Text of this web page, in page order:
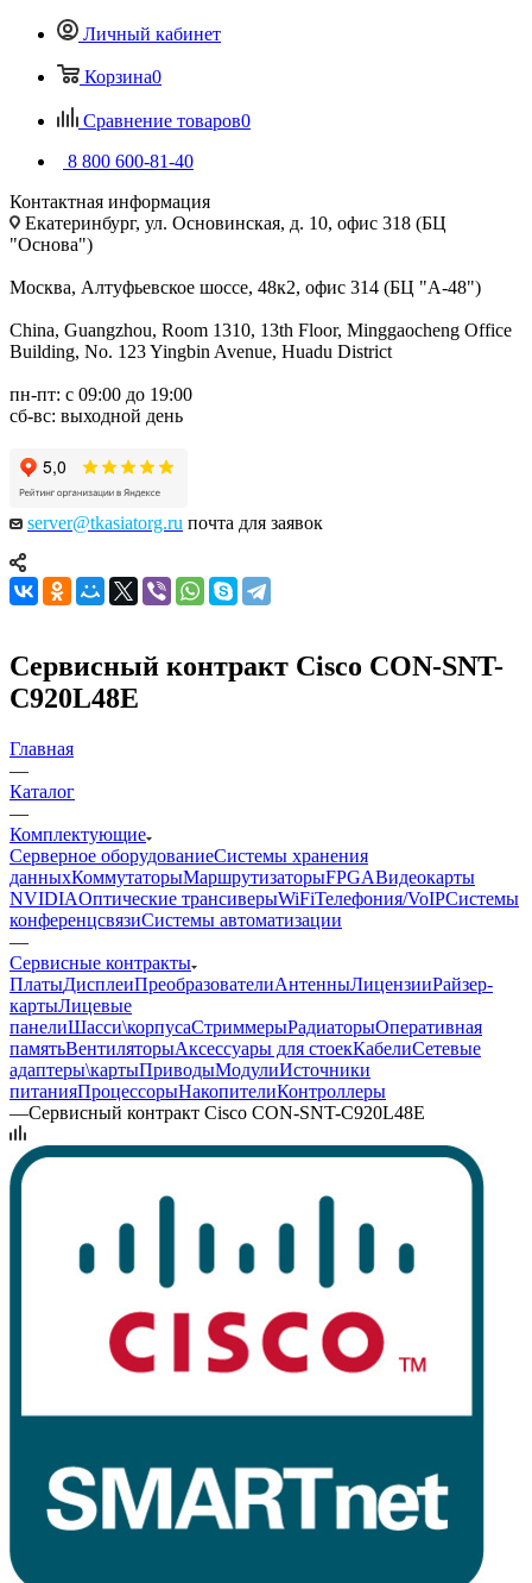
Личный кабинет
Корзина0
Сравнение товаров0
8 800 600-81-40
Контактная информация
Екатеринбург, ул. Основинская, д. 10, офис 318 (БЦ
"Основа")
Москва, Алтуфьевское шоссе, 48к2, офис 314 (БЦ "А-48")
China, Guangzhou, Room 1310, 13th Floor, Minggaocheng Office
Building, No. 123 Yingbin Avenue, Huadu District
пн-пт: с 09:00 до 19:00
сб-вс: выходной день
server@tkasiatorg.ru почта для заявок
Сервисный контракт Cisco CON-SNT-
C920L48E
Главная
—
Каталог
—
Комплектующие
Серверное оборудованиеСистемы хранения
данныхКоммутаторыМаршрутизаторыFPGAВидеокарты
NVIDIAОптические трансиверыWiFiТелефония/VoIPСистемы
конференцсвязиСистемы автоматизации
—
Сервисные контракты
ПлатыДисплеиПреобразователиАнтенныЛицензииРайзер-
картыЛицевые
панелиШасси\корпусаСтриммерыРадиаторыОперативная
памятьВентиляторыАксессуары для стоекКабелиСетевые
адаптеры\картыПриводыМодулиИсточники
питанияПроцессорыНакопителиКонтроллеры
—Сервисный контракт Cisco CON-SNT-C920L48E